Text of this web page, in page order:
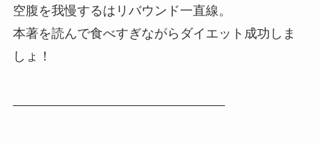
空腹を我慢するはリバウンド一直線。
本著を読んで食べすぎながらダイエット成功しま
しょ！
——————————————————–